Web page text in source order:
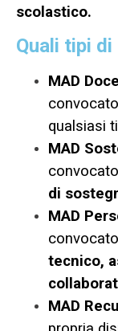
scolastico.
Quali tipi
MAD
qualsiasi
MAD
di
MAD
tecnico,
MAD